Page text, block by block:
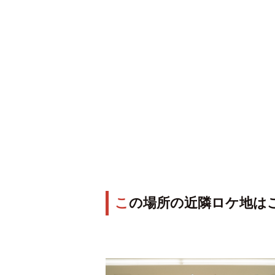
この場所の近隣ロケ地は